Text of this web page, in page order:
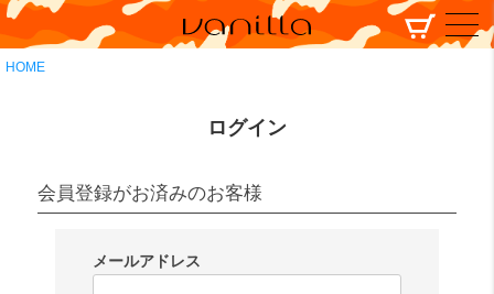
HOME
ログイン
会員登録がお済みのお客様
メールアドレス